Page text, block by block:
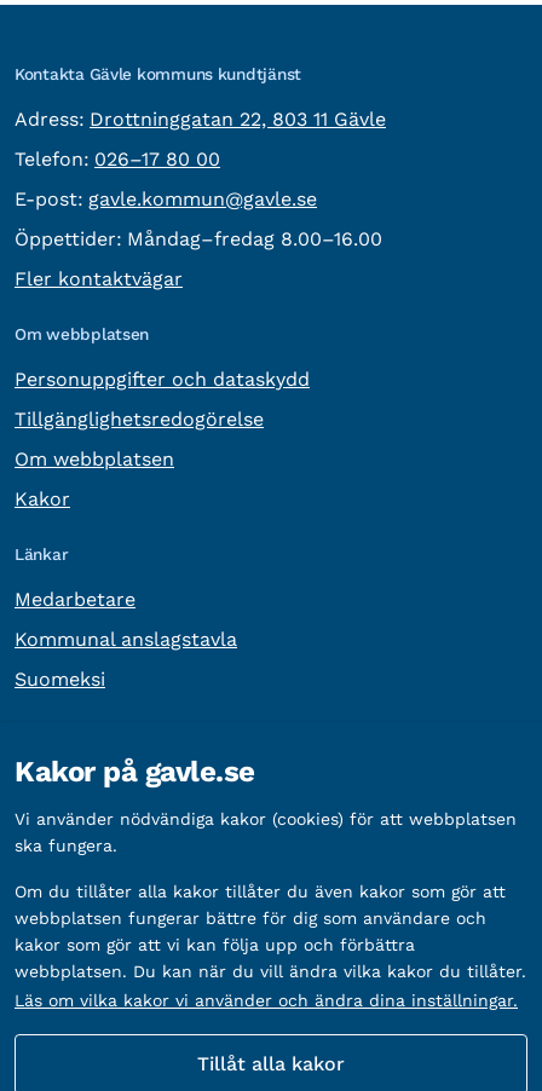
Kontakta Gävle kommuns kundtjänst
Adress: besöksadress:
Drottninggatan 22, 803 11 Gävle
Telefon: Telefon:
026–17 80 00
E-post: E-post:
gavle.kommun@gavle.se
Öppettider: Måndag–fredag 8.00–16.00
Fler kontaktvägar
Om webbplatsen
Personuppgifter och dataskydd
Tillgänglighetsredogörelse
Om webbplatsen
Kakor
Länkar
Medarbetare
Kommunal anslagstavla
Suomeksi
Organisationsnummer: 212000-2338
Bankgironummer: 5888-2333
Kakor på gavle.se
Vi använder nödvändiga kakor (cookies) för att webbplatsen
ska fungera.
Om du tillåter alla kakor tillåter du även kakor som gör att
webbplatsen fungerar bättre för dig som användare och
kakor som gör att vi kan följa upp och förbättra
webbplatsen. Du kan när du vill ändra vilka kakor du tillåter.
Läs om vilka kakor vi använder och ändra dina inställningar.
Tillåt alla kakor